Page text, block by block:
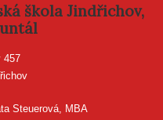
škola Jindřichov,
457
Steuerová, MBA